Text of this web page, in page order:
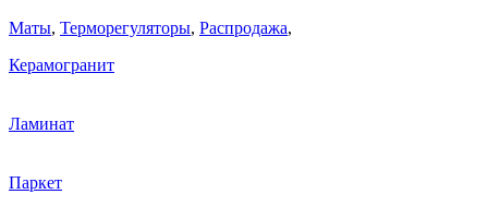
Маты, Терморегуляторы, Распродажа,
Керамогранит
Ламинат
Паркет